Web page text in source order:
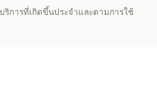
ริการที่เกิดขึ้นประจำและตามการใช้